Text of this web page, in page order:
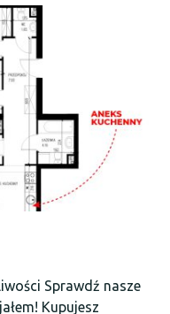
Sprawdź nasze
Kupujesz